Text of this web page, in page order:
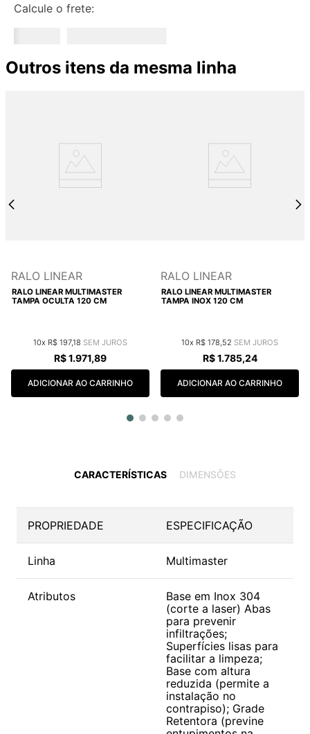
Calcule o frete:
Outros itens da mesma linha
RALO LINEAR
RALO LINEAR MULTIMASTER
TAMPA OCULTA 120 CM
10 R$ 197,18
R$1.971,89
ADICIONAR AO CARRINHO
RALO LINEAR
RALO LINEAR MULTIMASTER
TAMPA INOX 120 CM
10 R$ 178,52
R$ 1.785,24
ADICIONAR AO CARRINHO
CARACTERÍSTICAS DIMENSÕES
PROPRIEDADE ESPECIFICAÇÃO
Linha Multimaster
Atributos
Base em Inox 304
(corte a laser) Abas
para prevenir
infiltrações;
Superfícies lisas para
facilitar a limpeza;
Base com altura
reduzida (permite a
instalação no
contrapiso); Grade
Retentora (previne